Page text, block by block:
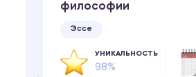
философии
Эссе
УНИКАЛЬНОСТЬ
98%